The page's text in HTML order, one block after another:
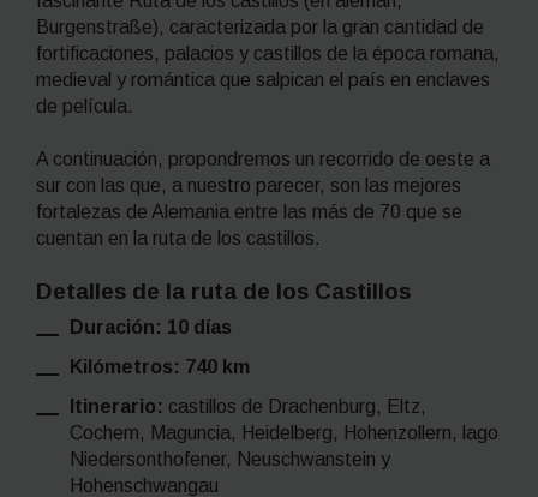
Burgenstraße), caracterizada por la gran cantidad de
fortificaciones, palacios y castillos de la época romana,
medieval y romántica que salpican el país en enclaves
de película.
A continuación, propondremos un recorrido de oeste a
sur con las que, a nuestro parecer, son las mejores
fortalezas de Alemania entre las más de 70 que se
cuentan en la ruta de los castillos.
Detalles de la ruta de los Castillos
Duración: 10 días
Kilómetros: 740 km
Itinerario: castillos de Drachenburg, Eltz,
Cochem, Maguncia, Heidelberg, Hohenzollern, lago
Niedersonthofener, Neuschwanstein y
Hohenschwangau